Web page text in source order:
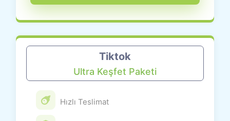
Tiktok
Ultra Keşfet Paketi
Hızlı Teslimat